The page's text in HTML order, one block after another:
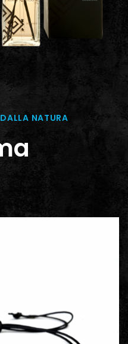
NATURA